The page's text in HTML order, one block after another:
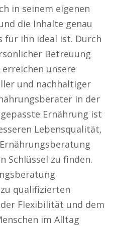
in seinem eigenen
die Inhalte genau
für ihn ideal ist. Durch
Betreuung
unsere
und nachhaltiger
in der
Ernährung ist
Lebensqualität,
Schlüssel zu finden.
qualifizierten
Flexibilität und dem
im Alltag